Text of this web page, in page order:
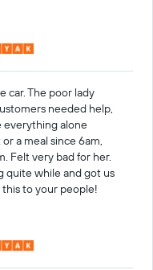
car. The poor lady
needed help,
everything alone
a meal since 6am,
Felt very bad for her.
quite while and got us
to your people!